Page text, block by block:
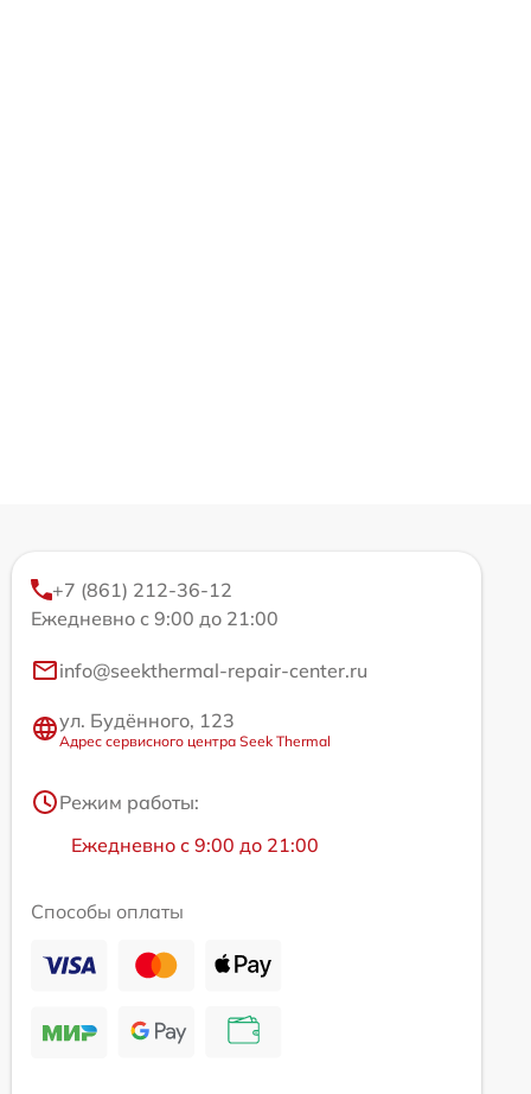
+7 (861) 212-36-12
Ежедневно с 9:00 до 21:00
info@seekthermal-repair-center.ru
ул. Будённого, 123
Адрес сервисного центра Seek Thermal
Режим работы:
Ежедневно с 9:00 до 21:00
Способы оплаты